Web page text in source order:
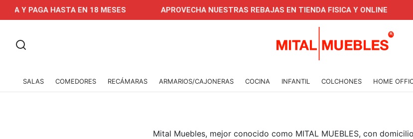
HASTA EN 18 MESES APROVECHA NUESTRAS REBAJAS EN TIENDA FISICA Y ONLINE PAGA
SALAS COMEDORES RECÁMARAS ARMARIOS/CAJONERAS COCINA INFANTIL COLCHONES HOME
Mital Muebles, mejor conocido como MITAL MUEBLES, con